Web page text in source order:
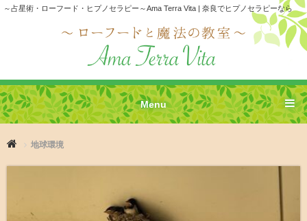
～占星術・ローフード・ヒプノセラピー～Ama Terra Vita | 奈良でヒプノセラピーなら
Menu
地球環境